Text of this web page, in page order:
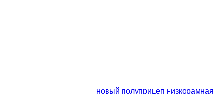
новый полуприцеп низкорамная